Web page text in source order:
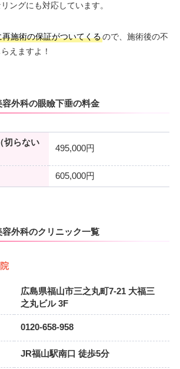
ングにも対応しています。
施術の保証がついてくるので、施術後の不
えますよ！
外科の眼瞼下垂の料金
切らない
495,000円
605,000円
外科のクリニック一覧
広島県福山市三之丸町7-21 大福三
之丸ビル 3F
0120-658-958
JR福山駅南口 徒歩5分